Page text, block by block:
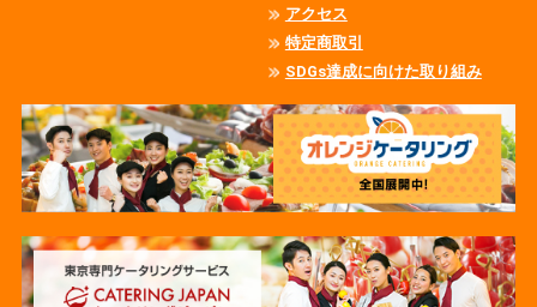
アクセス
特定商取引
SDGs達成に向けた取り組み